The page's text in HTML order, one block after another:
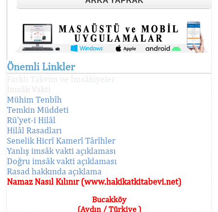
Önemli Linkler
Farklı Takvim ve İmsâkiyeler
İmsâk Vakti
Mühim Tenbîh
Temkin Müddeti
Rü'yet-i Hilâl
Hilâl Rasadları
Senelik Hicrî Kamerî Târîhler
Yanlış imsâk vakti açıklaması
Doğru imsâk vakti açıklaması
Rasad hakkında açıklama
Namaz Nasıl Kılınır (www.hakikatkitabevi.net)
Bucakköy
(Aydın / Türkiye )